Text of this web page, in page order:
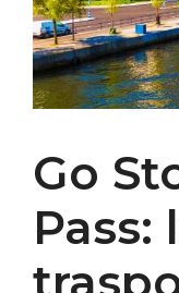
Go
Pass: